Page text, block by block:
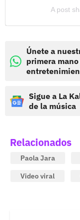
A post
Únete a
primera
Sigue a La
de la música
Relacionados
Paola Jara
Video viral